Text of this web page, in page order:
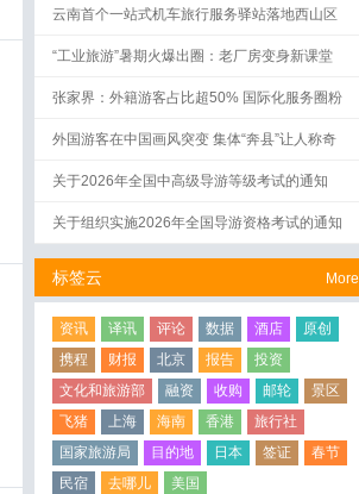
云南首个一站式机车旅行服务驿站落地西山区
“工业旅游”暑期火爆出圈：老厂房变身新课堂
张家界：外籍游客占比超50% 国际化服务圈粉
外国游客在中国画风突变 集体“奔县”让人称奇
关于2026年全国中高级导游等级考试的通知
关于组织实施2026年全国导游资格考试的通知
More
标签云
资讯 译讯 评论 数据 酒店
原创
携程
财报 北京 报告
投资
文化和旅游部
融资 收购 邮轮
景区
飞猪
上海 海南 香港
旅行社
国家旅游局
目的地 日本 签证
春节
民宿
去哪儿 美国